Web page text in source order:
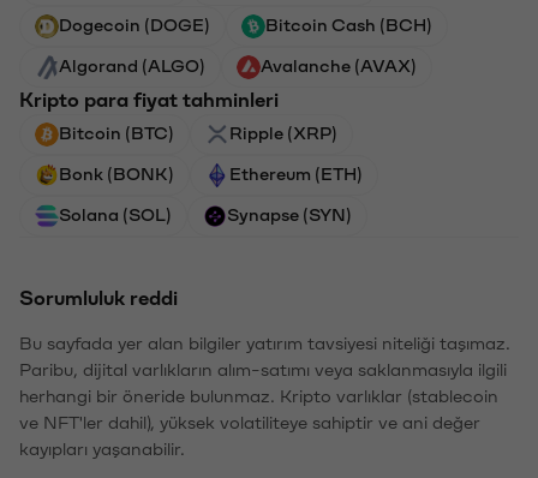
Dogecoin (DOGE) Bitcoin Cash (BCH)
Algorand (ALGO) Avalanche (AVAX)
Kripto para fiyat tahminleri
Bitcoin (BTC) Ripple (XRP)
Bonk (BONK) Ethereum (ETH)
Solana (SOL) Synapse (SYN)
Sorumluluk reddi
Bu sayfada yer alan bilgiler yatırım tavsiyesi niteliği taşımaz.
Paribu, dijital varlıkların alım-satımı veya saklanmasıyla ilgili
herhangi bir öneride bulunmaz. Kripto varlıklar (stablecoin
ve NFT'ler dahil), yüksek volatiliteye sahiptir ve ani değer
kayıpları yaşanabilir.